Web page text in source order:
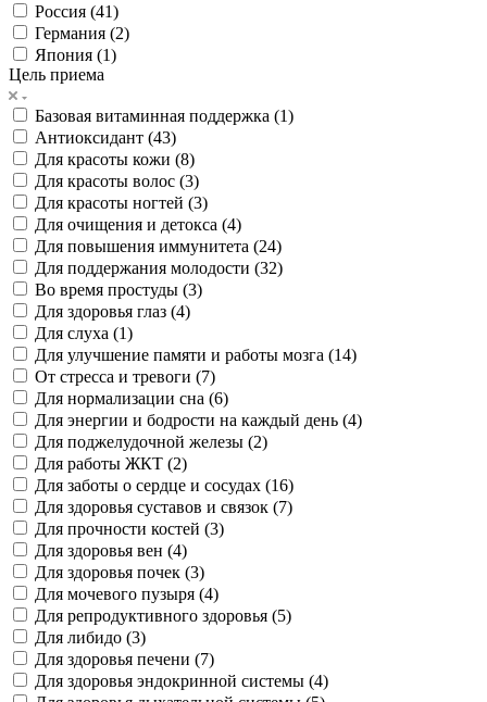
Россия (41)
Германия (2)
Япония (1)
Цель приема
Базовая витаминная поддержка (1)
Антиоксидант (43)
Для красоты кожи (8)
Для красоты волос (3)
Для красоты ногтей (3)
Для очищения и детокса (4)
Для повышения иммунитета (24)
Для поддержания молодости (32)
Во время простуды (3)
Для здоровья глаз (4)
Для слуха (1)
Для улучшение памяти и работы мозга (14)
От стресса и тревоги (7)
Для нормализации сна (6)
Для энергии и бодрости на каждый день (4)
Для поджелудочной железы (2)
Для работы ЖКТ (2)
Для заботы о сердце и сосудах (16)
Для здоровья суставов и связок (7)
Для прочности костей (3)
Для здоровья вен (4)
Для здоровья почек (3)
Для мочевого пузыря (4)
Для репродуктивного здоровья (5)
Для либидо (3)
Для здоровья печени (7)
Для здоровья эндокринной системы (4)